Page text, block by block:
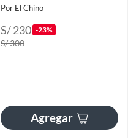
Por El Chino
S/ 230 -23%
S/ 300
Agregar